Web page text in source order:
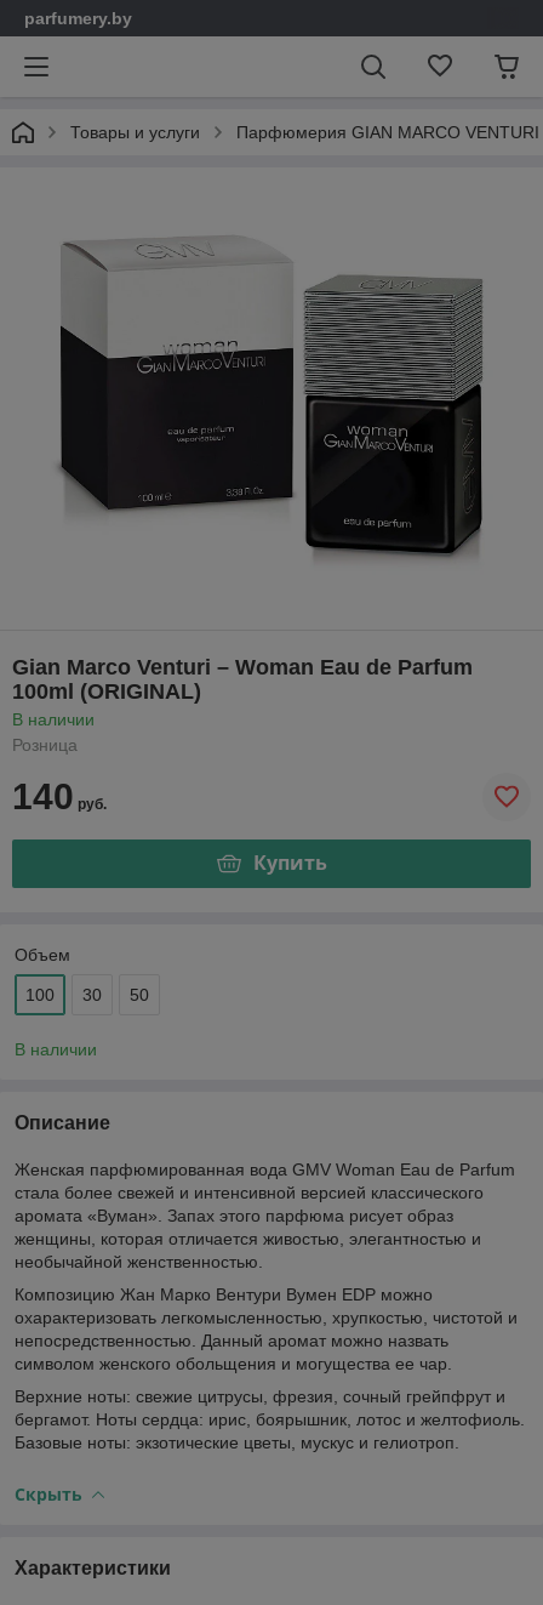
parfumery.by
Товары и услуги Парфюмерия GIAN MARCO
Gian Marco Venturi – Woman Eau de Parfum
100ml (ORIGINAL)
В наличии
Розница
140 руб.
Купить
Объем
100 30 50
В наличии
Описание
Женская парфюмированная вода GMV Woman Eau de Parfum
стала более свежей и интенсивной версией классического
аромата «Вуман». Запах этого парфюма рисует образ
женщины, которая отличается живостью, элегантностью и
необычайной женственностью.
Композицию Жан Марко Вентури Вумен EDP можно
охарактеризовать легкомысленностью, хрупкостью, чистотой и
непосредственностью. Данный аромат можно назвать
символом женского обольщения и могущества ее чар.
Верхние ноты: свежие цитрусы, фрезия, сочный грейпфрут и
бергамот. Ноты сердца: ирис, боярышник, лотос и желтофиоль.
Базовые ноты: экзотические цветы, мускус и гелиотроп.
Скрыть
Характеристики